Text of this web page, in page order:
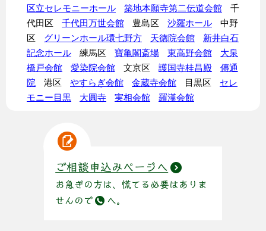
区立セレモニーホール 築地本願寺第二伝道会館
千
代田区
千代田万世会館 豊島区 沙羅ホール
中野
区
グリーンホール環七野方 天徳院会館
新井白石
記念ホール
練馬区 寶亀閣斎場 東高野会館
大泉
橋戸会館
愛染院会館 文京区 護国寺桂昌殿
傳通
院
港区 やすらぎ会館 金蔵寺会館 目黒区
セレ
モニー目黒
大圓寺 実相会館 羅漢会館
ご相談申込みページへ
お急ぎの方は、慌てる必要はありま
せんので
へ。